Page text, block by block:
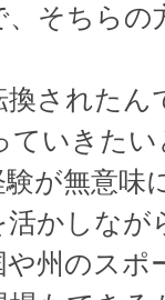
、そちら
換されたん
ていきた
が無意味
かしな
州のスポ